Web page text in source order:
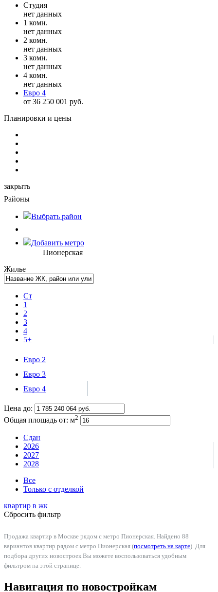
Студия
нет данных
1 комн.
нет данных
2 комн.
нет данных
3 комн.
нет данных
4 комн.
нет данных
Евро 4
от 36 250 001 руб.
Планировки и цены
закрыть
Районы
Выбрать район
Добавить метро
Пионерская
Жилье
Ст
1
2
3
4
5+
Евро 2
Евро 3
Евро 4
Цена до:
Общая площадь от: м2
Сдан
2026
2027
2028
Все
Только с отделкой
квартир в жк
Сбросить фильтр
Продажа квартир в Москве рядом с метро Пионерская. Найдено 88
вариантов квартир рядом с метро Пионерская (посмотреть на карте). Для
подбора других новостроек Вы можете воспользоваться удобным
фильтром на этой странице.
Навигация по новостройкам